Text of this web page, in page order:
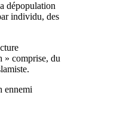
dépopulation
individu, des
» comprise, du
ennemi